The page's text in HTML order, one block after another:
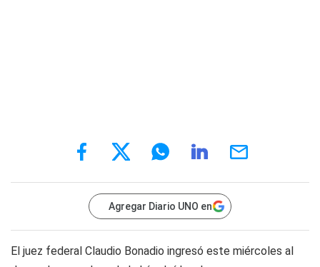
Agregar Diario UNO en
El juez federal Claudio Bonadio ingresó este miércoles al